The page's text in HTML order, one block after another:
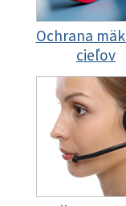
Ochrana
cieľov